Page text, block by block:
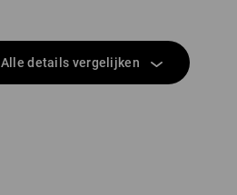
Alle details vergelijken